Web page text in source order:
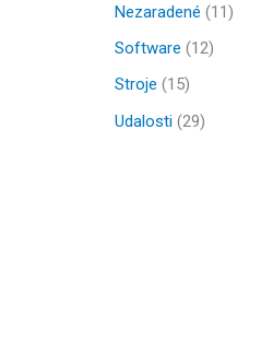
Nezaradené (11)
Software (12)
Stroje (15)
Udalosti(29)